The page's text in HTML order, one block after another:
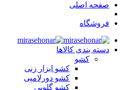
صفحه اصلی
فروشگاه
دسته بندی کالاها
کشو
کشو ابزار زنی
کشو دورلامپی
کشو گلویی